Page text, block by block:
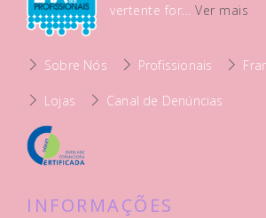
vertente for...Ver mais
Sobre Nós Profissionais
Lojas Canal de Denúncias
INFORMAÇÕES